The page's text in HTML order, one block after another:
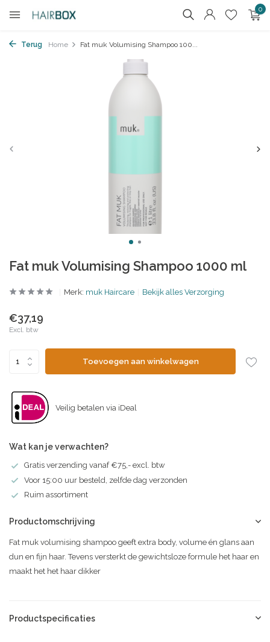
0
Terug Home Fat muk Volumising Shampoo 100...
Fat muk Volumising Shampoo 1000 ml
Merk: muk Haircare Bekijk alles Verzorging
€37,19
Excl. btw
Toevoegen aan winkelwagen
Veilig betalen via iDeal
Wat kan je verwachten?
Gratis verzending vanaf €75,- excl. btw
Voor 15:00 uur besteld, zelfde dag verzonden
Ruim assortiment
Productomschrijving
Fat muk volumising shampoo geeft extra body, volume én glans aan
dun en fijn haar. Tevens versterkt de gewichtsloze formule het haar en
maakt het het haar dikker
Productspecificaties